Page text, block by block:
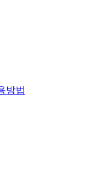
방법